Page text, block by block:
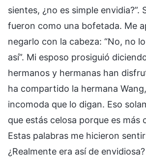
sientes, ¿no es simple envidia?”.
fueron como una bofetada. Me
negarlo con la cabeza: “No, no
así”. Mi esposo prosiguió
hermanos y hermanas han
ha compartido la hermana
incomoda que lo digan. Eso
que estás celosa porque es más
Estas palabras me hicieron
¿Realmente era así de